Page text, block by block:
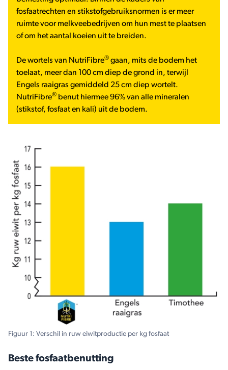
fosfaatrechten en stikstofgebruiksnormen is er meer
ruimte voor melkveebedrijven om hun mest te plaatsen
of om het aantal koeien uit te breiden.
De wortels van NutriFibre® gaan, mits de bodem het
toelaat, meer dan 100 cm diep de grond in, terwijl
Engels raaigras gemiddeld 25 cm diep wortelt.
NutriFibre® benut hiermee 96% van alle mineralen
(stikstof, fosfaat en kali) uit de bodem.
Figuur 1: Verschil in ruw eiwitproductie per kg fosfaat
Beste fosfaatbenutting
Verkooppunten